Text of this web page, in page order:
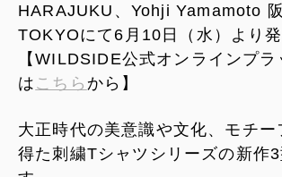
HARAJUKU、Yohji Yamamoto
TOKYOにて6月10日（水）より発
【WILDSIDE公式オンラインプ
は こちら から】
大正時代の美意識や文化、モチー
得た刺繍Tシャツシリーズの新作3